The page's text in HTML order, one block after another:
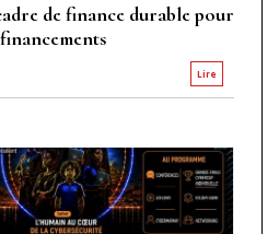
de finance durable pour
Lire